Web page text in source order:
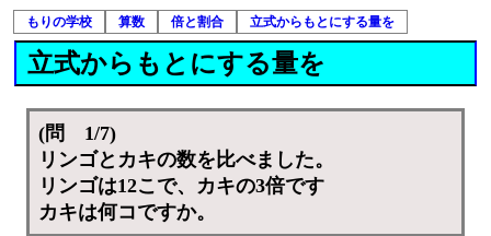
もりの学校 算数 倍と割合 立式からもとにする量を
立式からもとにする量を
(問 1/7)
リンゴとカキの数を比べました。
リンゴは12こで、カキの3倍です
カキは何コですか。